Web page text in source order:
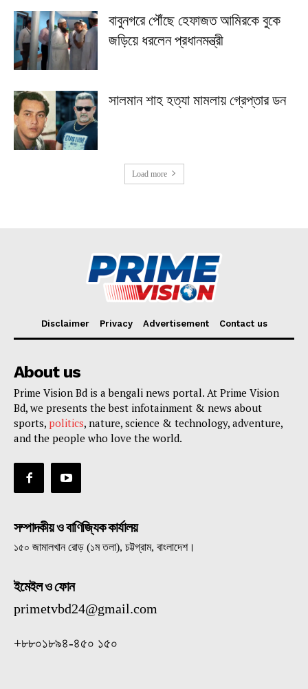
বাবুনগরে পৌঁছে হেফাজত আমিরকে বুকে
জড়িয়ে ধরলেন প্রধানমন্ত্রী
সালমান শাহ হত্যা মামলায় গ্রেপ্তার ডন
Load more
Disclaimer Privacy Advertisement Contact us
About us
Prime Vision Bd is a bengali news portal. At Prime Vision
Bd, we presents the best infotainment & news about
sports, politics, nature, science & technology, adventure,
and the people who love the world.
সম্পাদকীয় ও বাণিজ্যিক কার্যালয়
১৫০ জামালখান রোড় (১ম তলা), চট্টগ্রাম, বাংলাদেশ।
ইমেইল ও ফোন
primetvbd24@gmail.com
+৮৮০১৮৯৪-৪৫০ ১৫০